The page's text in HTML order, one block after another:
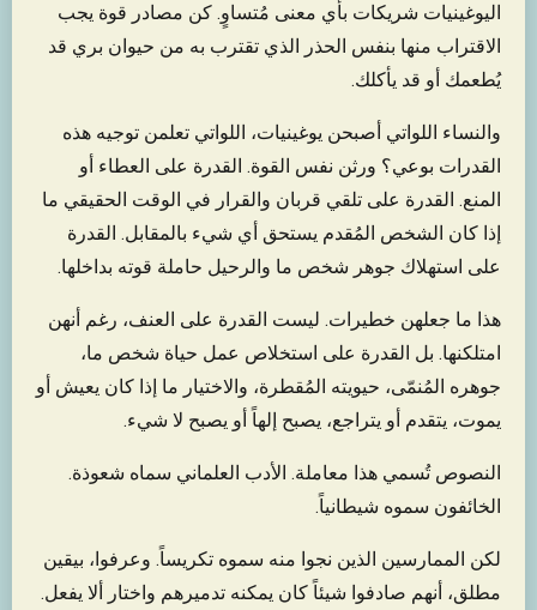
اليوغينيات شريكات بأي معنى مُتساوٍ. كن مصادر قوة يجب
الاقتراب منها بنفس الحذر الذي تقترب به من حيوان بري قد
يُطعمك أو قد يأكلك.
والنساء اللواتي أصبحن يوغينيات، اللواتي تعلمن توجيه هذه
القدرات بوعي؟ ورثن نفس القوة. القدرة على العطاء أو
المنع. القدرة على تلقي قربان والقرار في الوقت الحقيقي ما
إذا كان الشخص المُقدم يستحق أي شيء بالمقابل. القدرة
على استهلاك جوهر شخص ما والرحيل حاملة قوته بداخلها.
هذا ما جعلهن خطيرات. ليست القدرة على العنف، رغم أنهن
امتلكنها. بل القدرة على استخلاص عمل حياة شخص ما،
جوهره المُنمّى، حيويته المُقطرة، والاختيار ما إذا كان يعيش أو
يموت، يتقدم أو يتراجع، يصبح إلهاً أو يصبح لا شيء.
النصوص تُسمي هذا معاملة. الأدب العلماني سماه شعوذة.
الخائفون سموه شيطانياً.
لكن الممارسين الذين نجوا منه سموه تكريساً. وعرفوا، بيقين
مطلق، أنهم صادفوا شيئاً كان يمكنه تدميرهم واختار ألا يفعل.